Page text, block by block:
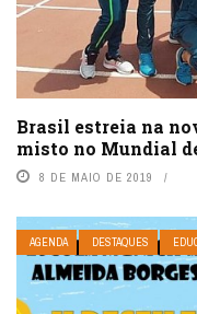
Brasil estreia na
misto no Mundial
8 DE MAIO DE 2019
AGENDA DESTAQUES